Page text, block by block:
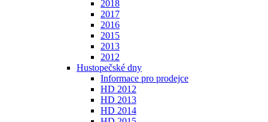
2018
2017
2016
2015
2013
2012
Hustopečské dny
Informace pro prodejce
HD 2012
HD 2013
HD 2014